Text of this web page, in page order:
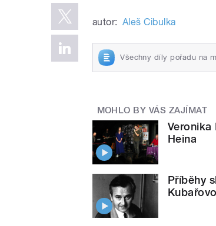
autor: Aleš Cibulka
Všechny díly pořadu na
MOHLO BY VÁS ZAJÍMAT
Veronika
Heina
Příběhy